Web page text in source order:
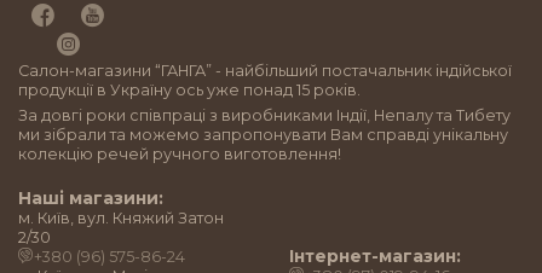
Салон-магазини “ГАНГА” - найбільший постачальник індійської
продукції в Україну ось уже понад 15 років.
За довгі роки співпраці з виробниками Індії, Непалу та Тибету
ми зібрали та можемо запропонувати Вам справді унікальну
колекцію речей ручного виготовлення!
Наші магазини:
м. Київ, вул. Княжий Затон
2/30
+380 (96) 575-86-24
Інтернет-магазин: